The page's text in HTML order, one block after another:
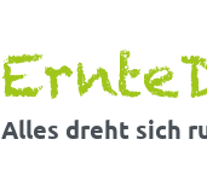
Alles dreht sich